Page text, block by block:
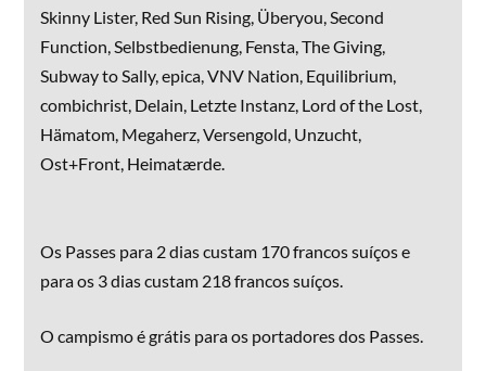
Skinny Lister, Red Sun Rising, Überyou, Second
Function, Selbstbedienung, Fensta, The Giving,
Subway to Sally, epica, VNV Nation, Equilibrium,
combichrist, Delain, Letzte Instanz, Lord of the Lost,
Hämatom, Megaherz, Versengold, Unzucht,
Ost+Front, Heimatærde.
Os Passes para 2 dias custam 170 francos suíços e
para os 3 dias custam 218 francos suíços.
O campismo é grátis para os portadores dos Passes.